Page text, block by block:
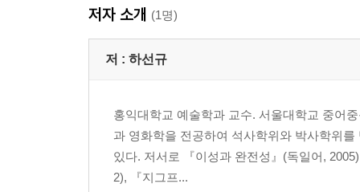
2. 아리스토텔레스 : 시적 서사에 관한 최초의 예술
시적·예술적 모방의 복권 | 시적 서사의 가치와 철
3. 플로티노스 : 빛과 형상의 감각적 힘의 긍정
기독교 신앙과 현세적 삶의 긍정 | 신이 창조한 우
르네상스와 근대 초기
5. 알베르티 : 르네상스의 실천적 기예가의 초상
저자 소개 (1명)
저 : 하선규
홍익대학교 예술학과 교수. 서울대학교 중어
과 영화학을 전공하여 석사학위와 박사학위
있다. 저서로 『이성과 완전성』(독일어,
2), 『지그프...